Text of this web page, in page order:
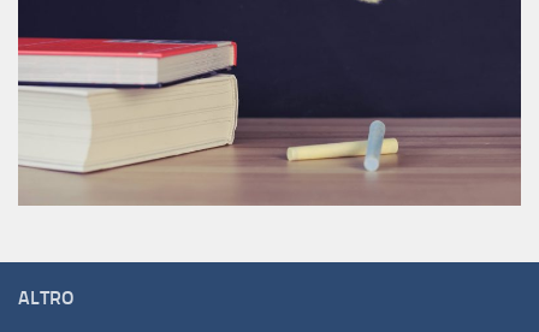
ALTRO